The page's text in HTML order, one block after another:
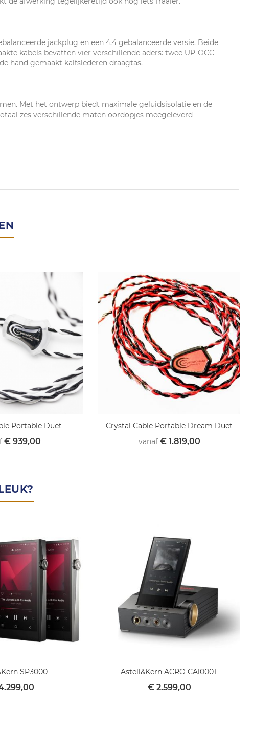
jackplug en een 4,4 gebalanceerde versie. Beide
kabels bevatten vier verschillende aders: twee UP-OCC
hand gemaakt kalfslederen draagtas.
Met het ontwerp biedt maximale geluidsisolatie en de
zes verschillende maten oordopjes meegeleverd
Portable Duet
€ 939,00
Crystal Cable Portable Dream Duet
vanaf € 1.819,00
SP3000 Astell&Kern ACRO CA1000T
€ 2.599,00